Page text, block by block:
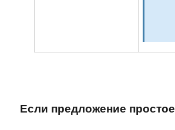
Если предложение простое